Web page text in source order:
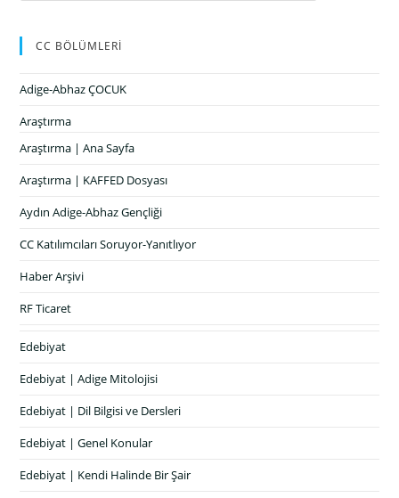
CC BÖLÜMLERİ
Adige-Abhaz ÇOCUK
Araştırma
Araştırma | Ana Sayfa
Araştırma | KAFFED Dosyası
Aydın Adige-Abhaz Gençliği
CC Katılımcıları Soruyor-Yanıtlıyor
Haber Arşivi
RF Ticaret
Edebiyat
Edebiyat | Adige Mitolojisi
Edebiyat | Dil Bilgisi ve Dersleri
Edebiyat | Genel Konular
Edebiyat | Kendi Halinde Bir Şair